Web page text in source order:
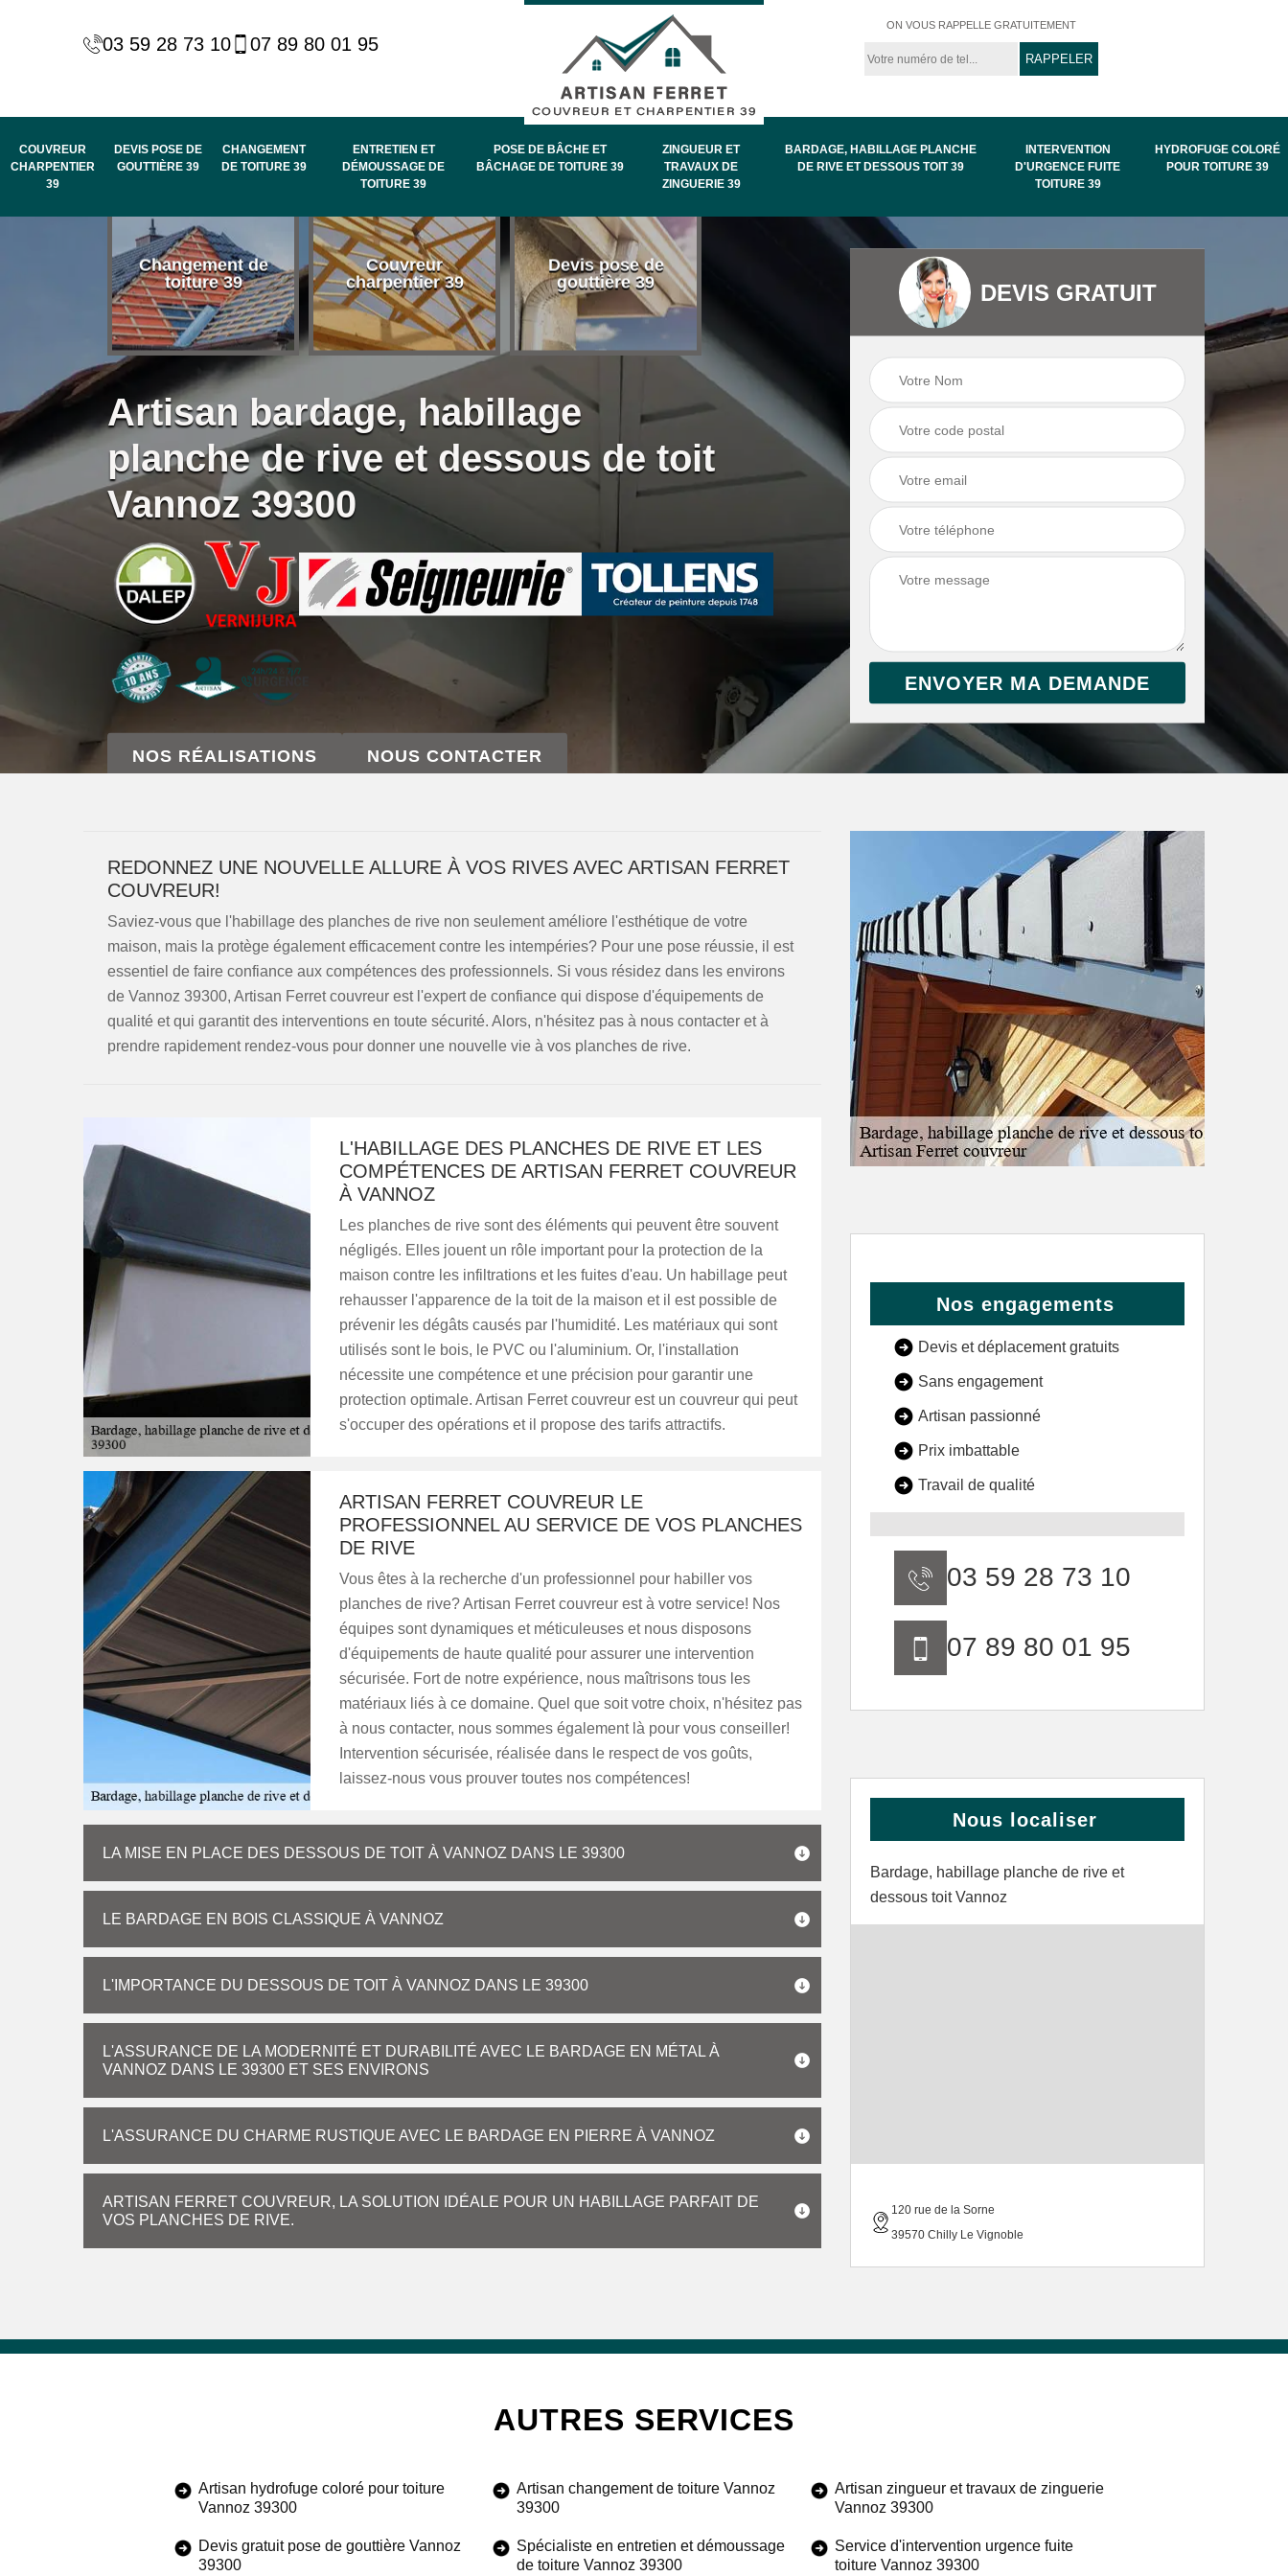
03 59 28 73 10 07 89 80 01 95
ON VOUS RAPPELLE GRATUITEMENT
COUVREUR
CHARPENTIER
39
DEVIS POSE DE
GOUTTIÈRE 39
CHANGEMENT
DE TOITURE 39
ENTRETIEN ET
DÉMOUSSAGE DE
TOITURE 39
POSE DE BÂCHE ET
BÂCHAGE DE TOITURE 39
ZINGUEUR ET
TRAVAUX DE
ZINGUERIE 39
BARDAGE, HABILLAGE PLANCHE
DE RIVE ET DESSOUS TOIT 39
INTERVENTION
D'URGENCE FUITE
TOITURE 39
HYDROFUGE COLORÉ
POUR TOITURE 39
Changement de
toiture 39
Couvreur
charpentier 39
Devis pose de
gouttière 39
Entretien et
Hydrofuge coloré
pour toiture 39
Artisan bardage, habillage
planche de rive et dessous de toit
Vannoz 39300
NOS RÉALISATIONS NOUS CONTACTER
DEVIS GRATUIT
REDONNEZ UNE NOUVELLE ALLURE À VOS RIVES AVEC ARTISAN FERRET
COUVREUR!
Saviez-vous que l'habillage des planches de rive non seulement améliore l'esthétique de votre
maison, mais la protège également efficacement contre les intempéries? Pour une pose réussie, il est
essentiel de faire confiance aux compétences des professionnels. Si vous résidez dans les environs
de Vannoz 39300, Artisan Ferret couvreur est l'expert de confiance qui dispose d'équipements de
qualité et qui garantit des interventions en toute sécurité. Alors, n'hésitez pas à nous contacter et à
prendre rapidement rendez-vous pour donner une nouvelle vie à vos planches de rive.
L'HABILLAGE DES PLANCHES DE RIVE ET LES
COMPÉTENCES DE ARTISAN FERRET COUVREUR
À VANNOZ
Les planches de rive sont des éléments qui peuvent être souvent
négligés. Elles jouent un rôle important pour la protection de la
maison contre les infiltrations et les fuites d'eau. Un habillage peut
rehausser l'apparence de la toit de la maison et il est possible de
prévenir les dégâts causés par l'humidité. Les matériaux qui sont
utilisés sont le bois, le PVC ou l'aluminium. Or, l'installation
nécessite une compétence et une précision pour garantir une
protection optimale. Artisan Ferret couvreur est un couvreur qui peut
s'occuper des opérations et il propose des tarifs attractifs.
ARTISAN FERRET COUVREUR LE
PROFESSIONNEL AU SERVICE DE VOS PLANCHES
DE RIVE
Vous êtes à la recherche d'un professionnel pour habiller vos
planches de rive? Artisan Ferret couvreur est à votre service! Nos
équipes sont dynamiques et méticuleuses et nous disposons
d'équipements de haute qualité pour assurer une intervention
sécurisée. Fort de notre expérience, nous maîtrisons tous les
matériaux liés à ce domaine. Quel que soit votre choix, n'hésitez pas
à nous contacter, nous sommes également là pour vous conseiller!
Intervention sécurisée, réalisée dans le respect de vos goûts,
laissez-nous vous prouver toutes nos compétences!
LA MISE EN PLACE DES DESSOUS DE TOIT À VANNOZ DANS LE 39300
LE BARDAGE EN BOIS CLASSIQUE À VANNOZ
L'IMPORTANCE DU DESSOUS DE TOIT À VANNOZ DANS LE 39300
L'ASSURANCE DE LA MODERNITÉ ET DURABILITÉ AVEC LE BARDAGE EN MÉTAL À
VANNOZ DANS LE 39300 ET SES ENVIRONS
L'ASSURANCE DU CHARME RUSTIQUE AVEC LE BARDAGE EN PIERRE À VANNOZ
ARTISAN FERRET COUVREUR, LA SOLUTION IDÉALE POUR UN HABILLAGE PARFAIT DE
VOS PLANCHES DE RIVE.
Nos engagements
Devis et déplacement gratuits
Sans engagement
Artisan passionné
Prix imbattable
Travail de qualité
03 59 28 73 10
07 89 80 01 95
Nous localiser
Bardage, habillage planche de rive et
dessous toit Vannoz
120 rue de la Sorne
39570 Chilly Le Vignoble
AUTRES SERVICES
Artisan hydrofuge coloré pour toiture
Vannoz 39300
Devis gratuit pose de gouttière Vannoz
39300
Artisan changement de toiture Vannoz
39300
Spécialiste en entretien et démoussage
de toiture Vannoz 39300
Artisan zingueur et travaux de zinguerie
Vannoz 39300
Service d'intervention urgence fuite
toiture Vannoz 39300